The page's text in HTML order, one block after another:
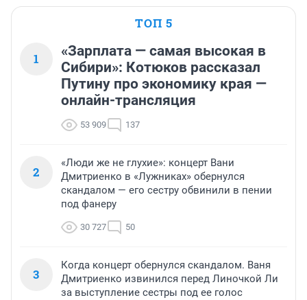
ТОП 5
1
«Зарплата — самая высокая в
Сибири»: Котюков рассказал
Путину про экономику края —
онлайн-трансляция
53 909 137
2
«Люди же не глухие»: концерт Вани
Дмитриенко в «Лужниках» обернулся
скандалом — его сестру обвинили в пении
под фанеру
30 727 50
3
Когда концерт обернулся скандалом. Ваня
Дмитриенко извинился перед Линочкой Ли
за выступление сестры под ее голос